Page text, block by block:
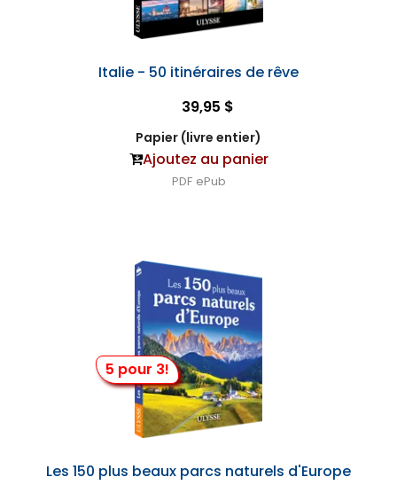
Italie - 50 itinéraires de rêve
39,95 $
Papier (livre entier)
Ajoutez au panier
PDF ePub
5 pour 3!
Les 150 plus beaux parcs naturels d'Europe